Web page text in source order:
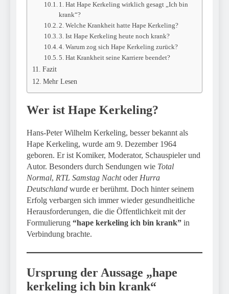
1. Hat Hape Kerkeling wirklich gesagt „Ich bin
krank“?
2. Welche Krankheit hatte Hape Kerkeling?
3. Ist Hape Kerkeling heute noch krank?
4. Warum zog sich Hape Kerkeling zurück?
5. Hat Krankheit seine Karriere beendet?
Fazit
Mehr Lesen
Wer ist Hape Kerkeling?
Hans-Peter Wilhelm Kerkeling, besser bekannt als
Hape Kerkeling, wurde am 9. Dezember 1964
geboren. Er ist Komiker, Moderator, Schauspieler und
Autor. Besonders durch Sendungen wie Total
Normal, RTL Samstag Nachtoder Hurra
Deutschland wurde er berühmt. Doch hinter seinem
Erfolg verbargen sich immer wieder gesundheitliche
Herausforderungen, die die Öffentlichkeit mit der
Formulierung “hape kerkeling ich bin krank” in
Verbindung brachte.
Ursprung der Aussage „hape
kerkeling ich bin krank“